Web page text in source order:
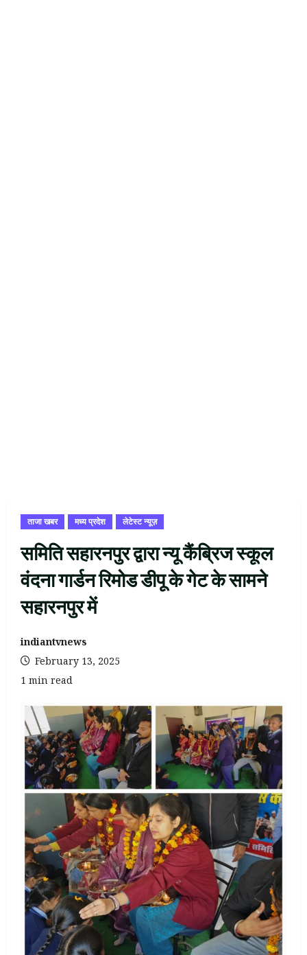
ताजा खबर मध्य प्रदेश लेटेस्ट न्यूज़
समिति सहारनपुर द्वारा न्यू कैंब्रिज स्कूल
वंदना गार्डन रिमोड डीपू के गेट के सामने
सहारनपुर में
indiantvnews
February 13, 2025
1 min read